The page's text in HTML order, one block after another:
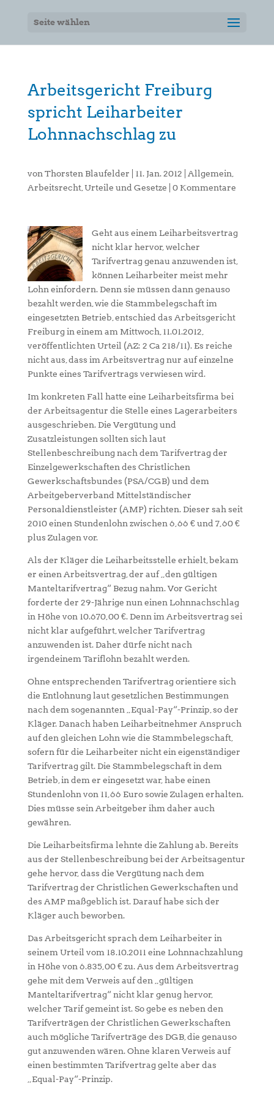
Seite wählen
Arbeitsgericht Freiburg
spricht Leiharbeiter
Lohnnachschlag zu
von Thorsten Blaufelder 11. Jan. 2012 Allgemein
Arbeitsrecht, Urteile und Gesetze 0 Kommentare
Geht aus einem Leiharbeitsvertrag
nicht klar hervor, welcher
Tarifvertrag genau anzuwenden ist,
können Leiharbeiter meist mehr
Lohn einfordern. Denn sie müssen dann genauso
bezahlt werden, wie die Stammbelegschaft im
eingesetzten Betrieb, entschied das Arbeitsgericht
Freiburg in einem am Mittwoch, 11.01.2012,
veröffentlichten Urteil (AZ: 2 Ca 218/11). Es reiche
nicht aus, dass im Arbeitsvertrag nur auf einzelne
Punkte eines Tarifvertrags verwiesen wird.
Im konkreten Fall hatte eine Leiharbeitsfirma bei
der Arbeitsagentur die Stelle eines Lagerarbeiters
ausgeschrieben. Die Vergütung und
Zusatzleistungen sollten sich laut
Stellenbeschreibung nach dem Tarifvertrag der
Einzelgewerkschaften des Christlichen
Gewerkschaftsbundes (PSA/CGB) und dem
Arbeitgeberverband Mittelständischer
Personaldienstleister (AMP) richten. Dieser sah seit
2010 einen Stundenlohn zwischen 6,66 € und 7,60 €
plus Zulagen vor.
Als der Kläger die Leiharbeitsstelle erhielt, bekam
er einen Arbeitsvertrag, der auf „den gültigen
Manteltarifvertrag“ Bezug nahm. Vor Gericht
forderte der 29-Jährige nun einen Lohnnachschlag
in Höhe von 10.670,00 €. Denn im Arbeitsvertrag sei
nicht klar aufgeführt, welcher Tarifvertrag
anzuwenden ist. Daher dürfe nicht nach
irgendeinem Tariflohn bezahlt werden.
Ohne entsprechenden Tarifvertrag orientiere sich
die Entlohnung laut gesetzlichen Bestimmungen
nach dem sogenannten „Equal-Pay“-Prinzip, so der
Kläger. Danach haben Leiharbeitnehmer Anspruch
auf den gleichen Lohn wie die Stammbelegschaft,
sofern für die Leiharbeiter nicht ein eigenständiger
Tarifvertrag gilt. Die Stammbelegschaft in dem
Betrieb, in dem er eingesetzt war, habe einen
Stundenlohn von 11,66 Euro sowie Zulagen erhalten.
Dies müsse sein Arbeitgeber ihm daher auch
gewähren.
Die Leiharbeitsfirma lehnte die Zahlung ab. Bereits
aus der Stellenbeschreibung bei der Arbeitsagentur
gehe hervor, dass die Vergütung nach dem
Tarifvertrag der Christlichen Gewerkschaften und
des AMP maßgeblich ist. Darauf habe sich der
Kläger auch beworben.
Das Arbeitsgericht sprach dem Leiharbeiter in
seinem Urteil vom 18.10.2011 eine Lohnnachzahlung
in Höhe von 6.835,00 € zu. Aus dem Arbeitsvertrag
gehe mit dem Verweis auf den „gültigen
Manteltarifvertrag“ nicht klar genug hervor,
welcher Tarif gemeint ist. So gebe es neben den
Tarifverträgen der Christlichen Gewerkschaften
auch mögliche Tarifverträge des DGB, die genauso
gut anzuwenden wären. Ohne klaren Verweis auf
einen bestimmten Tarifvertrag gelte aber das
„Equal-Pay“-Prinzip.